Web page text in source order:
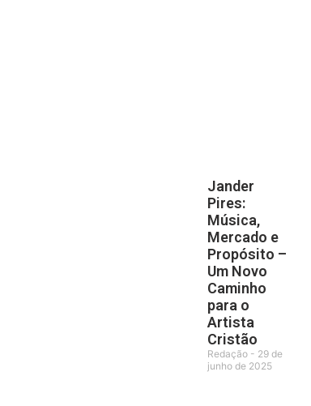
Jander
Pires:
Música,
Mercado e
Propósito –
Um Novo
Caminho
para o
Artista
Cristão
Redação
29 de
junho de 2025